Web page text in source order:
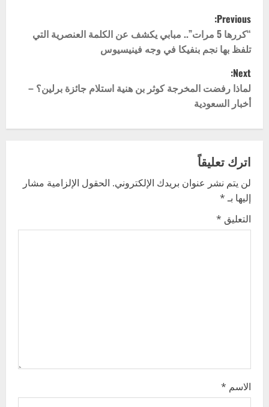
P
o
s
t
n
v
i
g
Previous:
“كررها 5 مرات”.. مبابي يكشف عن الكلمة العنصرية التي
تلفظ بها نجم بنفيكا في وجه فينيسيوس
Next:
لماذا رفضت المخرجة كوثر بن هنية استلام جائزة برلين؟ –
أخبار السعودية
اترك تعليقاً
لن يتم نشر عنوان بريدك الإلكتروني. الحقول الإلزامية مشار
إليها بـ*
التعليق *
الاسم *